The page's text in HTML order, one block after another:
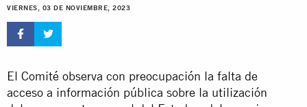
VIERNES, 03 DE NOVIEMBRE, 2023
El Comité observa con preocupación la falta de
acceso a información pública sobre la utilización